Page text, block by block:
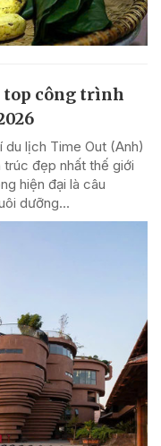
top công trình
lịch Time Out (Anh)
đẹp nhất thế giới
hiện đại là câu
dưỡng...